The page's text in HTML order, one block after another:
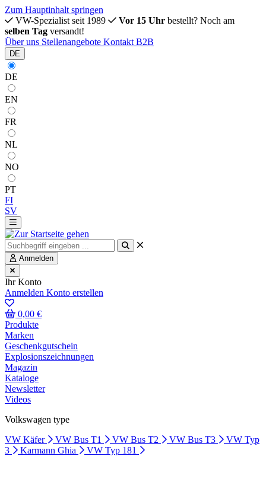
Zum Hauptinhalt springen
VW-Spezialist seit 1989
Vor 15 Uhr bestellt? Noch am
selben Tag versandt!
Über uns Stellenangebote Kontakt B2B
DE
DE
EN
FR
NL
NO
PT
FI
SV
Anmelden
Ihr Konto
Anmelden Konto erstellen
0,00 €
Produkte
Marken
Geschenkgutschein
Explosionszeichnungen
Magazin
Kataloge
Newsletter
Videos
Volkswagen type
VW Käfer
VW Bus T1 VW Bus T2 VW Bus T3
VW Typ
3
Karmann Ghia VW Typ 181